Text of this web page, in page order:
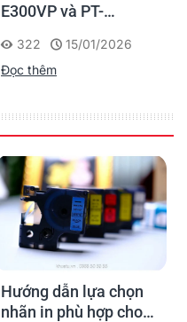
E300VP và PT-
322
15/01/2026
Đọc thêm
Hướng dẫn lựa chọn
nhãn in phù hợp cho